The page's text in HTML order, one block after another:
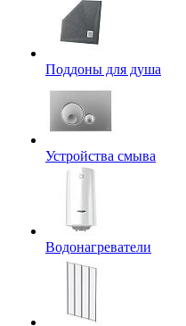
Поддоны для душа
Устройства смыва
Водонагреватели